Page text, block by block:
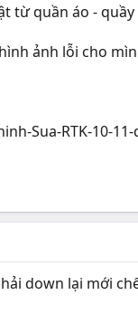
từ quần áo -
ảnh lỗi cho
Sua-RTK-10-
down lại mới